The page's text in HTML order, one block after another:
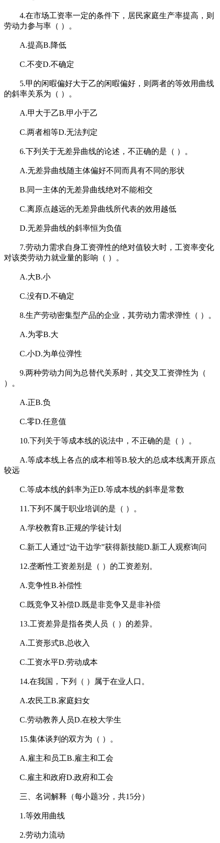
4.在市场工资率一定的条件下，居民家庭生产率提高，则
劳动力参与率（ ）。
A.提高B.降低
C.不变D.不确定
5.甲的闲暇偏好大于乙的闲暇偏好，则两者的等效用曲线
的斜率关系为（ ）。
A.甲大于乙B.甲小于乙
C.两者相等D.无法判定
6.下列关于无差异曲线的论述，不正确的是（ ）。
A.无差异曲线随主体偏好不同而具有不同的形状
B.同一主体的无差异曲线绝对不能相交
C.离原点越远的无差异曲线所代表的效用越低
D.无差异曲线的斜率恒为负值
7.劳动力需求自身工资弹性的绝对值较大时，工资率变化
对该类劳动力就业量的影响（ ）。
A.大B.小
C.没有D.不确定
8.生产劳动密集型产品的企业，其劳动力需求弹性（ ）。
A.为零B.大
C.小D.为单位弹性
9.两种劳动力间为总替代关系时，其交叉工资弹性为（
）。
A.正B.负
C.零D.任意值
10.下列关于等成本线的说法中，不正确的是（ ）。
A.等成本线上各点的成本相等B.较大的总成本线离开原点
较远
C.等成本线的斜率为正D.等成本线的斜率是常数
11.下列不属于职业培训的是（ ）。
A.学校教育B.正规的学徒计划
C.新工人通过“边干边学”获得新技能D.新工人观察询问
12.垄断性工资差别是（ ）的工资差别。
A.竞争性B.补偿性
C.既竞争又补偿D.既是非竞争又是非补偿
13.工资差异是指各类人员（ ）的差异。
A.工资形式B.总收入
C.工资水平D.劳动成本
14.在我国，下列（ ）属于在业人口。
A.农民工B.家庭妇女
C.劳动教养人员D.在校大学生
15.集体谈判的双方为（ ）。
A.雇主和员工B.雇主和工会
C.雇主和政府D.政府和工会
三、名词解释（每小题3分，共15分）
1.等效用曲线
2.劳动力流动